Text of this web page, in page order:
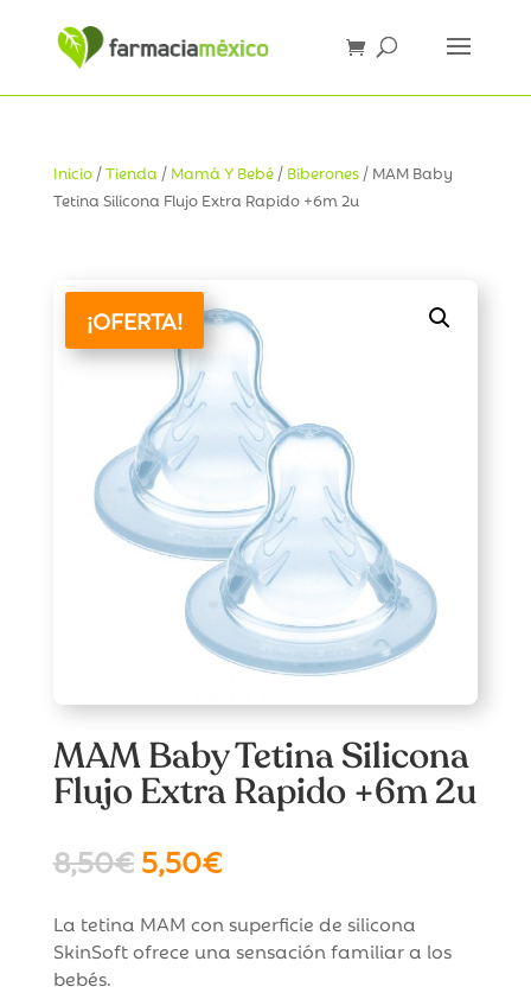
Inicio/Tienda / Mamá Y Bebé/ Biberones/ MAM Baby
Tetina Silicona Flujo Extra Rapido +6m 2u
¡OFERTA!
MAM Baby Tetina Silicona
Flujo Extra Rapido +6m 2u
8,50€ El
precio
original
era:
8,50€.
5,50€El
precio
actual
es:
5,50€.
La tetina MAM con superficie de silicona
SkinSoft ofrece una sensación familiar a los
bebés.